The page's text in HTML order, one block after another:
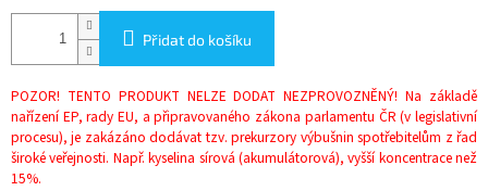
Přidat do košíku
POZOR! TENTO PRODUKT NELZE DODAT NEZPROVOZNĚNÝ! Na základě
nařízení EP, rady EU, a připravovaného zákona parlamentu ČR (v legislativní
procesu), je zakázáno dodávat tzv. prekurzory výbušnin spotřebitelům z řad
široké veřejnosti. Např. kyselina sírová (akumulátorová), vyšší koncentrace než
15%.